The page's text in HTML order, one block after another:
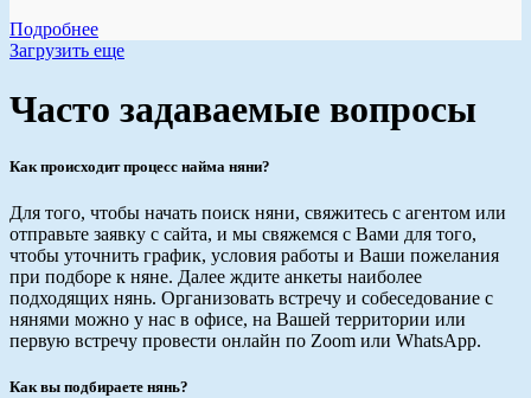
Подробнее
Загрузить еще
Часто задаваемые вопросы
Как происходит процесс найма няни?
Для того, чтобы начать поиск няни, свяжитесь с агентом или
отправьте заявку с сайта, и мы свяжемся с Вами для того,
чтобы уточнить график, условия работы и Ваши пожелания
при подборе к няне. Далее ждите анкеты наиболее
подходящих нянь. Организовать встречу и собеседование с
нянями можно у нас в офисе, на Вашей территории или
первую встречу провести онлайн по Zoom или WhatsApp.
Как вы подбираете нянь?